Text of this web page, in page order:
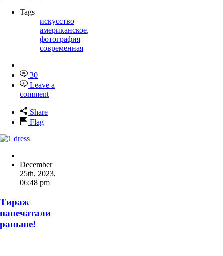
Tags
искусство
американское,
фотография
современная
30
Leave a
comment
Share
Flag
December
25th, 2023,
06:48 pm
Тираж
напечатали
раньше!